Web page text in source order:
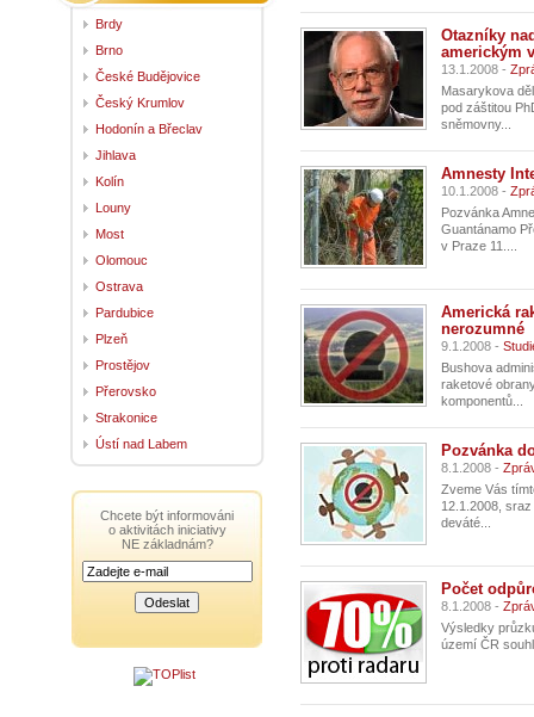
Otazníky
americkým
13.1.2008 -
Masarykova
pod záštitou
sněmovny...
Amnesty
10.1.2008 -
Pozvánka
Guantánamo
v Praze 11....
Americká
nerozumné
9.1.2008 -
Bushova
raketové
komponentů...
Pozvánka
8.1.2008 -
Zveme Vás
12.1.2008,
deváté...
Počet
8.1.2008 -
Výsledky
území ČR
Brdy
Brno
České Budějovice
Český Krumlov
Hodonín a Břeclav
Jihlava
Kolín
Louny
Most
Olomouc
Ostrava
Pardubice
Plzeň
Prostějov
Přerovsko
Strakonice
Ústí nad Labem
Chcete být informováni
o aktivitách iniciativy
NE základnám?